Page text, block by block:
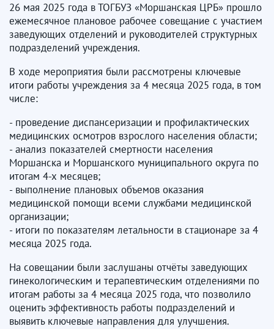
26 мая 2025 года в ТОГБУЗ «Моршанская ЦРБ» прошло
ежемесячное плановое рабочее совещание с участием
заведующих отделений и руководителей структурных
подразделений учреждения.
В ходе мероприятия были рассмотрены ключевые
итоги работы учреждения за 4 месяца 2025 года, в том
числе:
- проведение диспансеризации и профилактических
медицинских осмотров взрослого населения области;
- анализ показателей смертности населения
Моршанска и Моршанского муниципального округа по
итогам 4-х месяцев;
- выполнение плановых объемов оказания
медицинской помощи всеми службами медицинской
организации;
- итоги по показателям летальности в стационаре за 4
месяца 2025 года.
На совещании были заслушаны отчёты заведующих
гинекологическим и терапевтическим отделениями по
итогам работы за 4 месяца 2025 года, что позволило
оценить эффективность работы подразделений и
выявить ключевые направления для улучшения.